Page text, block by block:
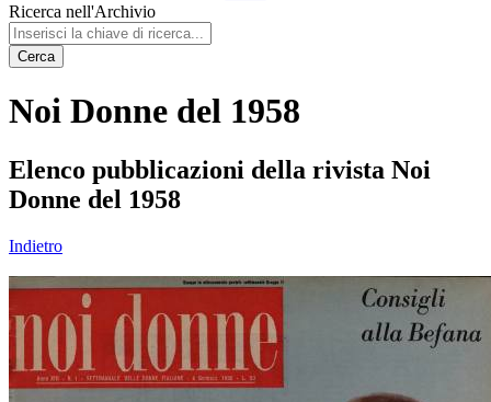
Ricerca nell'Archivio
Cerca
Noi Donne del 1958
Elenco pubblicazioni della rivista Noi
Donne del 1958
Indietro